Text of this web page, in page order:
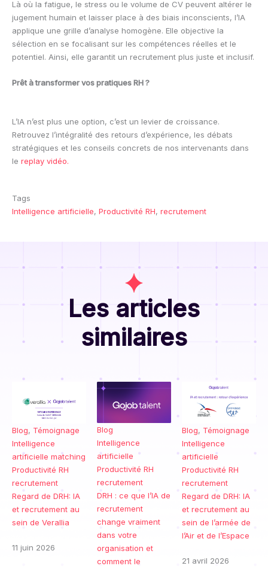
Là où la fatigue, le stress ou le volume de CV peuvent altérer le
jugement humain et laisser place à des biais inconscients, l’IA
applique une grille d’analyse homogène. Elle objective la
sélection en se focalisant sur les compétences réelles et le
potentiel. Ainsi, elle garantit un recrutement plus juste et inclusif.
Prêt à transformer vos pratiques RH ?
L’IA n’est plus une option, c’est un levier de croissance.
Retrouvez l’intégralité des retours d’expérience, les débats
stratégiques et les conseils concrets de nos intervenants dans
le replay vidéo.
Tags
Intelligence artificielle, Productivité RH, recrutement
Les articles
similaires
Blog, Témoignage
Intelligence
artificielle matching
Productivité RH
recrutement
Regard de DRH: IA
et recrutement au
sein de Verallia
11 juin 2026
Blog
Intelligence
artificielle
Productivité RH
recrutement
DRH : ce que l’IA de
recrutement
change vraiment
dans votre
organisation et
comment le
Blog, Témoignage
Intelligence
artificielle
Productivité RH
recrutement
Regard de DRH: IA
et recrutement au
sein de l’armée de
l’Air et de l’Espace
21 avril 2026